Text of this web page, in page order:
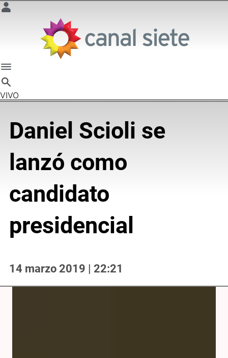
VIVO
Daniel Scioli se
lanzó como
candidato
presidencial
14 marzo 2019 | 22:21